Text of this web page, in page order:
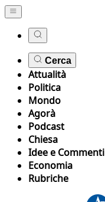
Cerca
Attualità
Politica
Mondo
Agorà
Podcast
Chiesa
Idee e Commenti
Economia
Rubriche